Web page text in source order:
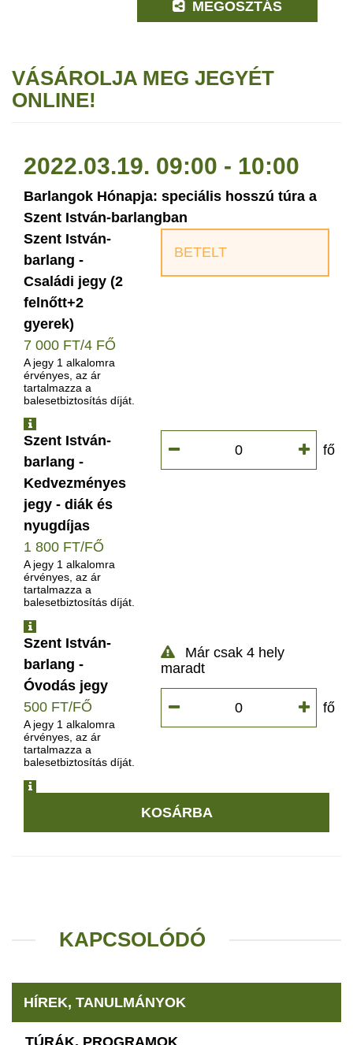
MEGOSZTÁS
VÁSÁROLJA MEG JEGYÉT
ONLINE!
2022.03.19. 09:00 - 10:00
Barlangok Hónapja: speciális hosszú túra a
Szent István-barlangban
Szent István-
barlang -
Családi jegy (2
felnőtt+2
gyerek)
7 000 FT/4 FŐ
A jegy 1 alkalomra
érvényes, az ár
tartalmazza a
balesetbiztosítás díját.
INFO
BETELT
Szent István-
barlang -
Kedvezményes
jegy - diák és
nyugdíjas
1 800 FT/FŐ
A jegy 1 alkalomra
érvényes, az ár
tartalmazza a
balesetbiztosítás díját.
INFO
fő
Szent István-
barlang -
Óvodás jegy
500 FT/FŐ
A jegy 1 alkalomra
érvényes, az ár
tartalmazza a
balesetbiztosítás díját.
INFO
Már csak 4 hely
maradt
fő
KOSÁRBA
KAPCSOLÓDÓ
HÍREK, TANULMÁNYOK